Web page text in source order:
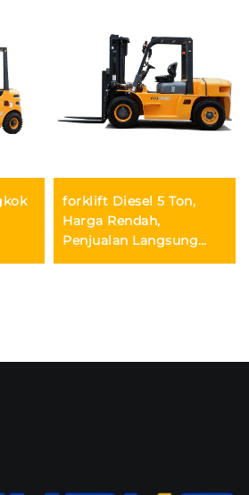
dari
forklift Diesel 5 Ton,
Harga Rendah,
Penjualan Langsung
dari Pabrik — Forklift